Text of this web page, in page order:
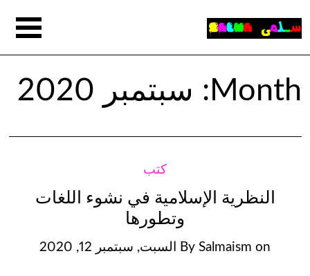
Month: سبتمبر 2020
كتب
النظرية الإسلامية في نشوء اللغات
وتطورها
By Salmaism on السبت, سبتمبر 12, 2020